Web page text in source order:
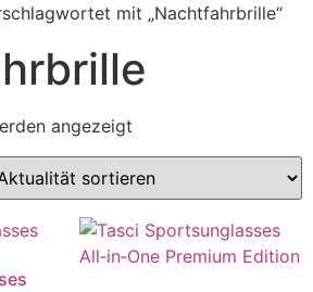
mit „Nachtfahrbrille“
angezeigt